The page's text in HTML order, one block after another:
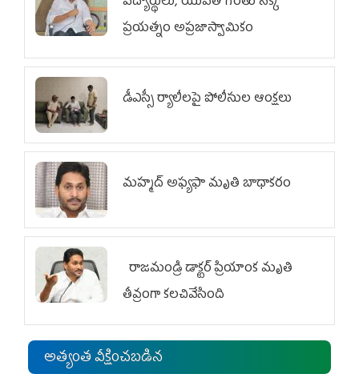
ప్రయత్నం అప్రజాస్వామికం
డీఎస్సీ ర్యాలీలపై పోలీసుల ఆంక్షలు
మహ్మద్‌ అఫ్యఫా మృతి బాధాకరం
రాజమండ్రి డాక్టర్‌ ప్రియాంక మృతి
తీవ్రంగా కలచివేసింది
అత్యంత వీక్షించబడిన